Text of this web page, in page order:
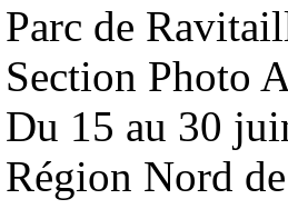
Parc de
Section Photo
Du 15 au 30
Région Nord